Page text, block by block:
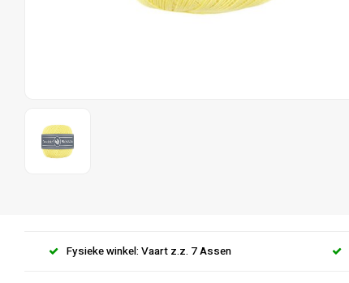
Fysieke winkel: Vaart z.z. 7 Assen